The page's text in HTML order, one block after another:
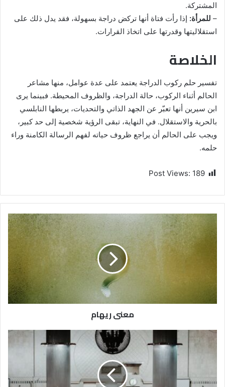
المشتركة.
– للمرأة: إذا رأت فتاة أنها تركض دراجة بسهولة، فقد يدل ذلك على
استقلاليتها وقدرتها على اتخاذ القرارات.
الخلاصة
تفسير حلم ركوب الدراجة يعتمد على عدة عوامل، منها مشاعر
الحالم أثناء الركوب، حالة الدراجة، والظروف المحيطة. فبينما يرى
ابن سيرين أنها تعبّر عن الجهد الذاتي والتحديات، يربطها النابلسي
بالحرية والاستقلال. في النهاية، تبقى الرؤية شخصية إلى حد كبير،
ويجب على الحالم أن يراجع ظروف حياته لفهم الرسالة الكامنة وراء
حلمه.
Post Views: 189
معنى ريهام